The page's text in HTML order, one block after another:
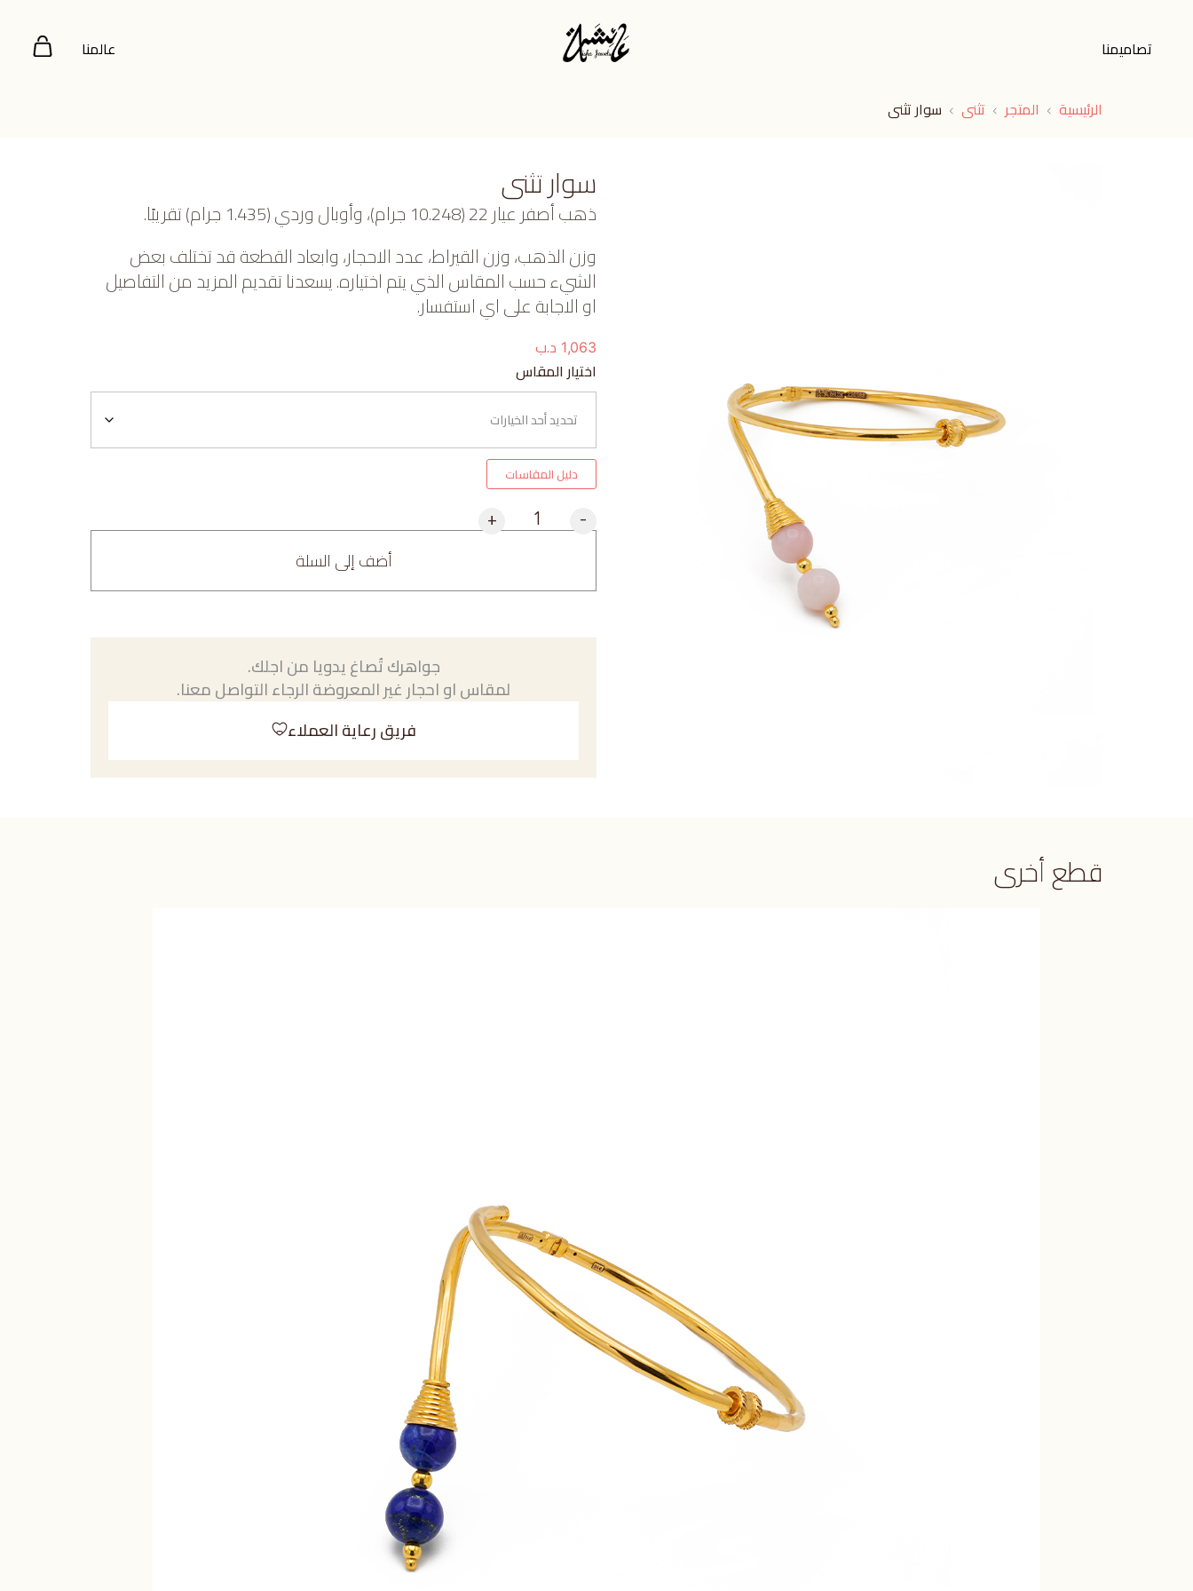
تصاميمنا عالمنا
الرئيسية المتجر تثنى سوار تثنى
سوار تثنى
ذهب أصفر عيار 22 (10.248 جرام)، وأوبال وردي (1.435 جرام) تقريبًا.
وزن الذهب، وزن القيراط، عدد الاحجار، وابعاد القطعة قد تختلف بعض
الشيء حسب المقاس الذي يتم اختياره. يسعدنا تقديم المزيد من التفاصيل
او الاجابة على اي استفسار.
1,063 د.ب
اختيار المقاس
دليل المقاسات
-
+
أضف إلى السلة
جواهرك تُصاغ يدويا من اجلك.
لمقاس او احجار غير المعروضة الرجاء التواصل معنا.
فريق رعاية العملاء
قطع أخرى